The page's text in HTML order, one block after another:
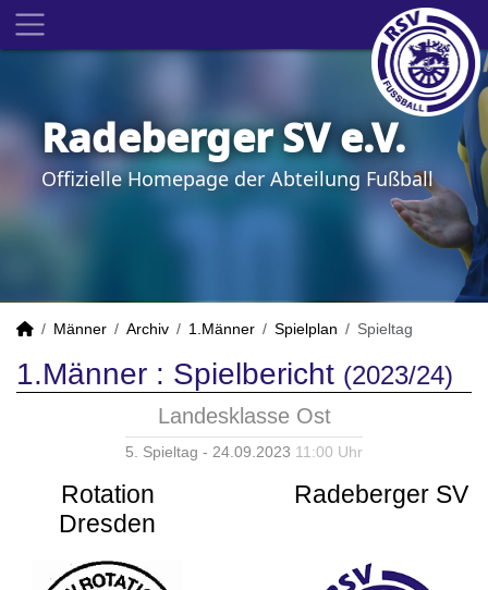
Radeberger SV e.V.
Offizielle Homepage der Abteilung Fußball
Männer Archiv 1.Männer Spielplan Spieltag
1.Männer : Spielbericht (2023/24)
Landesklasse Ost
5. Spieltag - 24.09.2023 11:00 Uhr
Rotation
Dresden
Radeberger SV